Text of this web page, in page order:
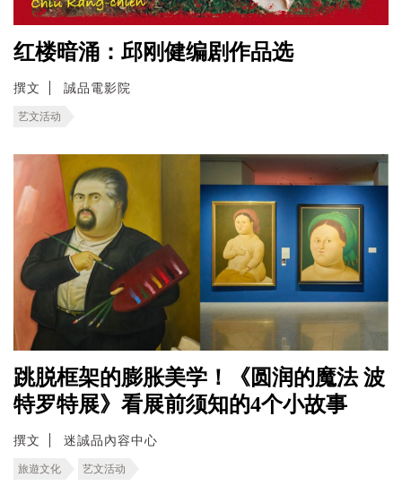
红楼暗涌：邱刚健编剧作品选
撰文 誠品電影院
艺文活动
跳脱框架的膨胀美学！《圆润的魔法 波
特罗特展》看展前须知的4个小故事
撰文 迷誠品內容中心
旅遊文化 艺文活动